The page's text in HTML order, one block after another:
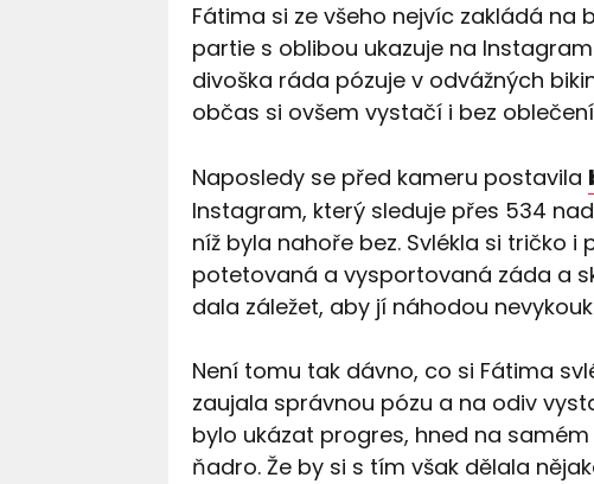
Fátima si ze všeho nejvíc zakládá
partie s oblibou ukazuje na
divoška ráda pózuje v odvážných
občas si ovšem vystačí i bez
Naposledy se před kameru postavila
Instagram, který sleduje přes 534
níž byla nahoře bez. Svlékla si tričko
potetovaná a vysportovaná záda a
dala záležet, aby jí náhodou
Není tomu tak dávno, co si Fátima
zaujala správnou pózu a na odiv
bylo ukázat progres, hned na
ňadro. Že by si s tím však dělala